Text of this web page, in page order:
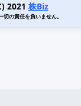
2021 株Biz
の責任を負いません。